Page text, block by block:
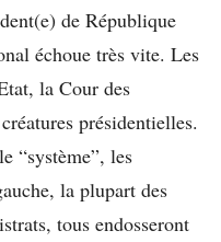
de République
échoue très vite. Les
la Cour des
présidentielles.
“système”, les
la plupart des
tous endosseront